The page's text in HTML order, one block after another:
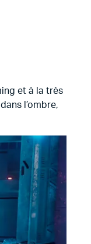
et à la très
l’ombre,